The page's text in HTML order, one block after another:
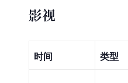
影视
时间 类型